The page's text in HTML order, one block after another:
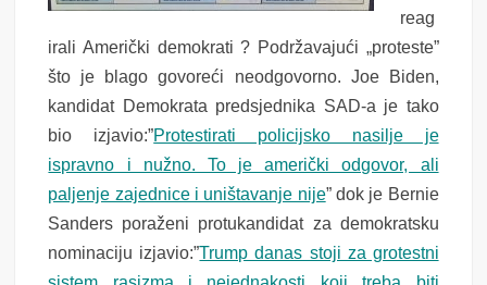
reag
irali Američki demokrati ? Podržavajući „proteste”
što je blago govoreći neodgovorno. Joe Biden,
kandidat Demokrata predsjednika SAD-a je tako
bio izjavio:”Protestirati policijsko nasilje je
ispravno i nužno. To je američki odgovor, ali
paljenje zajednice i uništavanje nije” dok je Bernie
Sanders poraženi protukandidat za demokratsku
nominaciju izjavio:”Trump danas stoji za grotestni